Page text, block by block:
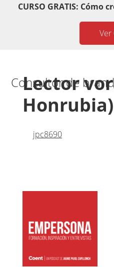
Saltar
Saltar
Saltar
principal
SaltarCURSO GRATIS: Cómo
Ver
Consultor de
Lector
Honrubia)
jpc8690